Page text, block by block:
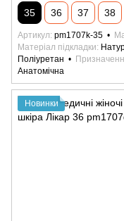
35 36 37 38
Артикул pm1707k-35
Матеріал підкладки
Поліуретан
Анатомічна
Новинки